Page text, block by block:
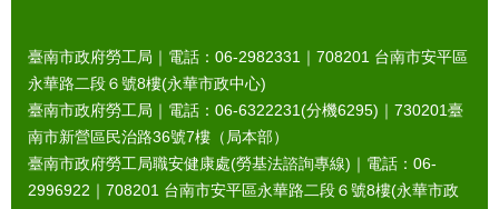
臺南市政府勞工局｜電話：06-2982331｜ 708201 台南市安平區
永華路二段６號8樓(永華市政中心)
臺南市政府勞工局｜電話：06-6322231(分機6295)｜ 730201臺
南市新營區民治路36號7樓（局本部）
臺南市政府勞工局職安健康處(勞基法諮詢專線)｜電話：06-
2996922｜ 708201 台南市安平區永華路二段６號8樓(永華市政